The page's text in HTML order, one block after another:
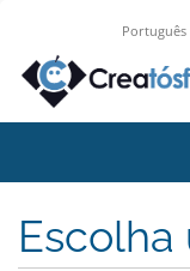
Português
Escolha